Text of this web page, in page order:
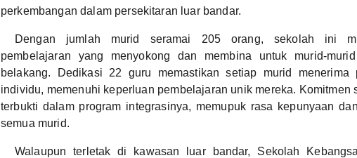
perkembangan dalam persekitaran luar bandar.
Dengan jumlah murid seramai 205 orang, sekolah ini
pembelajaran yang menyokong dan membina untuk murid-
belakang. Dedikasi 22 guru memastikan setiap murid menerima
individu, memenuhi keperluan pembelajaran unik mereka. Komitmen
terbukti dalam program integrasinya, memupuk rasa kepunyaan
semua murid.
Walaupun terletak di kawasan luar bandar, Sekolah